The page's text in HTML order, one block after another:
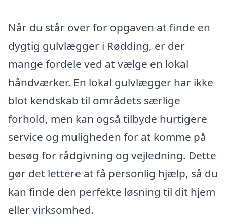
Når du står over for opgaven at finde en
dygtig gulvlægger i Rødding, er der
mange fordele ved at vælge en lokal
håndværker. En lokal gulvlægger har ikke
blot kendskab til områdets særlige
forhold, men kan også tilbyde hurtigere
service og muligheden for at komme på
besøg for rådgivning og vejledning. Dette
gør det lettere at få personlig hjælp, så du
kan finde den perfekte løsning til dit hjem
eller virksomhed.